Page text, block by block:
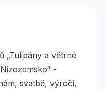
„Tulipány a větrné
-
svatbě, výročí,